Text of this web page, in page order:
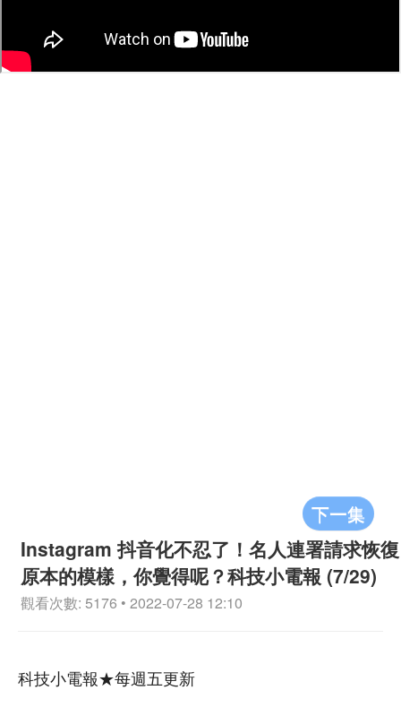
下一集
Instagram 抖音化不忍了！名人連署請求恢復
原本的模樣，你覺得呢？科技小電報 (7/29)
觀看次數: 5176 • 2022-07-28 12:10
科技小電報★每週五更新